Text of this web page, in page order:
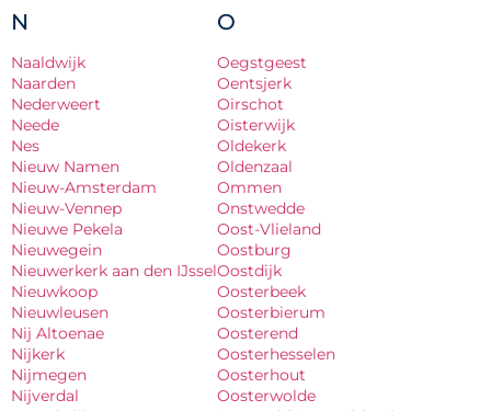
N
Naaldwijk
Naarden
Nederweert
Neede
Nes
Nieuw Namen
Nieuw-Amsterdam
Nieuw-Vennep
Nieuwe Pekela
Nieuwegein
Nieuwerkerk aan den IJssel
Nieuwkoop
Nieuwleusen
Nij Altoenae
Nijkerk
Nijmegen
Nijverdal
O
Oegstgeest
Oentsjerk
Oirschot
Oisterwijk
Oldekerk
Oldenzaal
Ommen
Onstwedde
Oost-Vlieland
Oostburg
Oostdijk
Oosterbeek
Oosterbierum
Oosterend
Oosterhesselen
Oosterhout
Oosterwolde